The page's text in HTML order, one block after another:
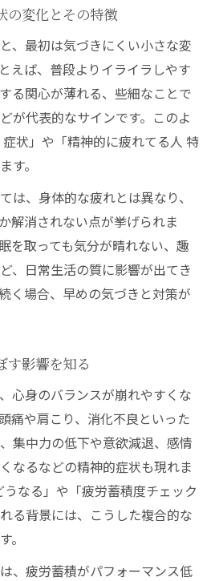
の変化とその特徴
、最初は気づきにくい小さな変
えば、普段よりイライラしやす
る関心が薄れる、些細なことで
が代表的なサインです。このよ
状」や「精神的に疲れてる人 特
す。
は、身体的な疲れとは異なり、
解消されない点が挙げられま
を取っても気分が晴れない、趣
、日常生活の質に影響が出てき
く場合、早めの気づきと対策が
す影響を知る
心身のバランスが崩れやすくな
痛や肩こり、消化不良といった
集中力の低下や意欲減退、感情
なるなどの精神的症状も現れま
なる」や「疲労蓄積度チェック
る背景には、こうした複合的な
。
、疲労蓄積がパフォーマンス低